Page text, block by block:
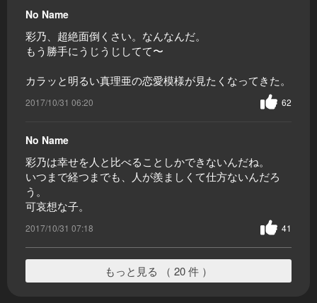
No Name
彩乃、超絶面倒くさい。なんなんだ。
もう勝手にうじうじしてて〜
カラッと明るい真理亜の恋愛模様が見たくなってきた。
2017/10/31 06:20 62
No Name
彩乃は幸せを人と比べることしかできないんだね。
いつまで経つまでも、人が羨ましくて仕方ないんだろ
う。
可哀想な子。
2017/10/31 07:18 41
もっと見る （ 20 件 ）